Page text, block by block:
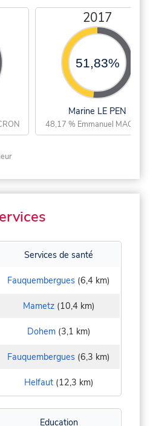
2017
51,83%
Marine LE PEN
48,17 % Emmanuel MACRON
Services de santé
Fauquembergues (6,4 km)
Mametz(10,4 km)
Dohem(3,1 km)
Fauquembergues (6,3 km)
Helfaut(12,3 km)
Education